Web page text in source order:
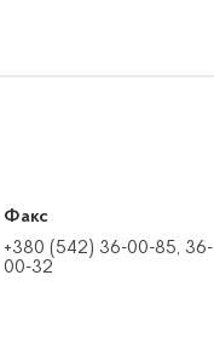
Факс
+380 (542) 36-00-85, 36-
00-32